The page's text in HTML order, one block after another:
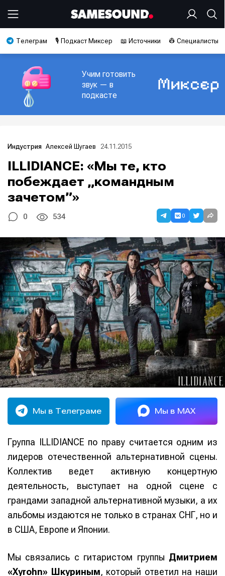
Телеграм 🎙️ Подкаст Миксер 📖 Источники 👷 Специалисты
Учим готовить
звук — в
подкасте
Индустрия Алексей Шугаев 24.11.2015
ILLIDIANCE: «Мы те, кто
побеждает „командным
зачетом”»
0 534 0
Мы в Телеграме Мы в MAX
Группа ILLIDIANCE по праву считается одним из
лидеров отечественной альтернативной сцены.
Коллектив ведет активную концертную
деятельность, выступает на одной сцене с
грандами западной альтернативной музыки, а их
альбомы издаются не только в странах СНГ, но и
в США, Европе и Японии.
Мы связались с гитаристом группы Дмитрием
«Xyrohn» Шкуриным, который ответил на наши